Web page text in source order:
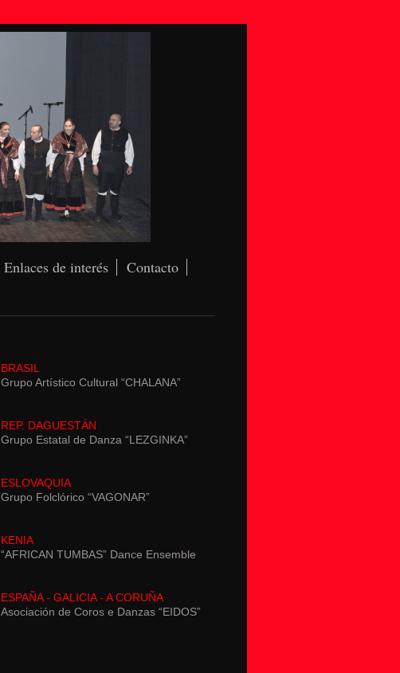
Enlaces de interés
Contacto
BRASIL
Grupo Artístico Cultural “CHALANA”
REP. DAGUESTÁN
Grupo Estatal de Danza “LEZGINKA”
ESLOVAQUIA
Grupo Folclórico “VAGONAR”
KENIA
“AFRICAN TUMBAS” Dance Ensemble
ESPAÑA - GALICIA - A CORUÑA
Asociación de Coros e Danzas “EIDOS”